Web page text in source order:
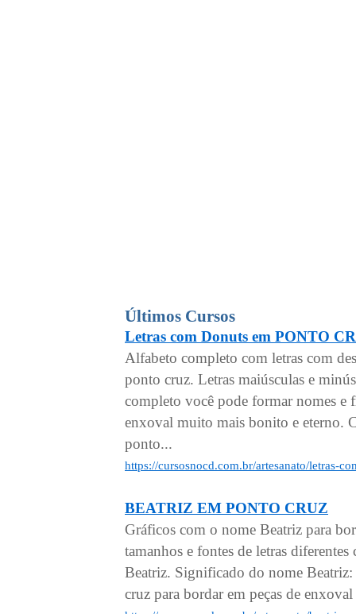
Últimos Cursos
Letras com Donuts em PONTO
Alfabeto completo com letras com
ponto cruz. Letras maiúsculas e
completo você pode formar nomes e
enxoval muito mais bonito e eterno.
ponto...
https://cursosnocd.com.br/artesanato/letras-
BEATRIZ EM PONTO CRUZ
Gráficos com o nome Beatriz para
tamanhos e fontes de letras
Beatriz. Significado do nome
cruz para bordar em peças de